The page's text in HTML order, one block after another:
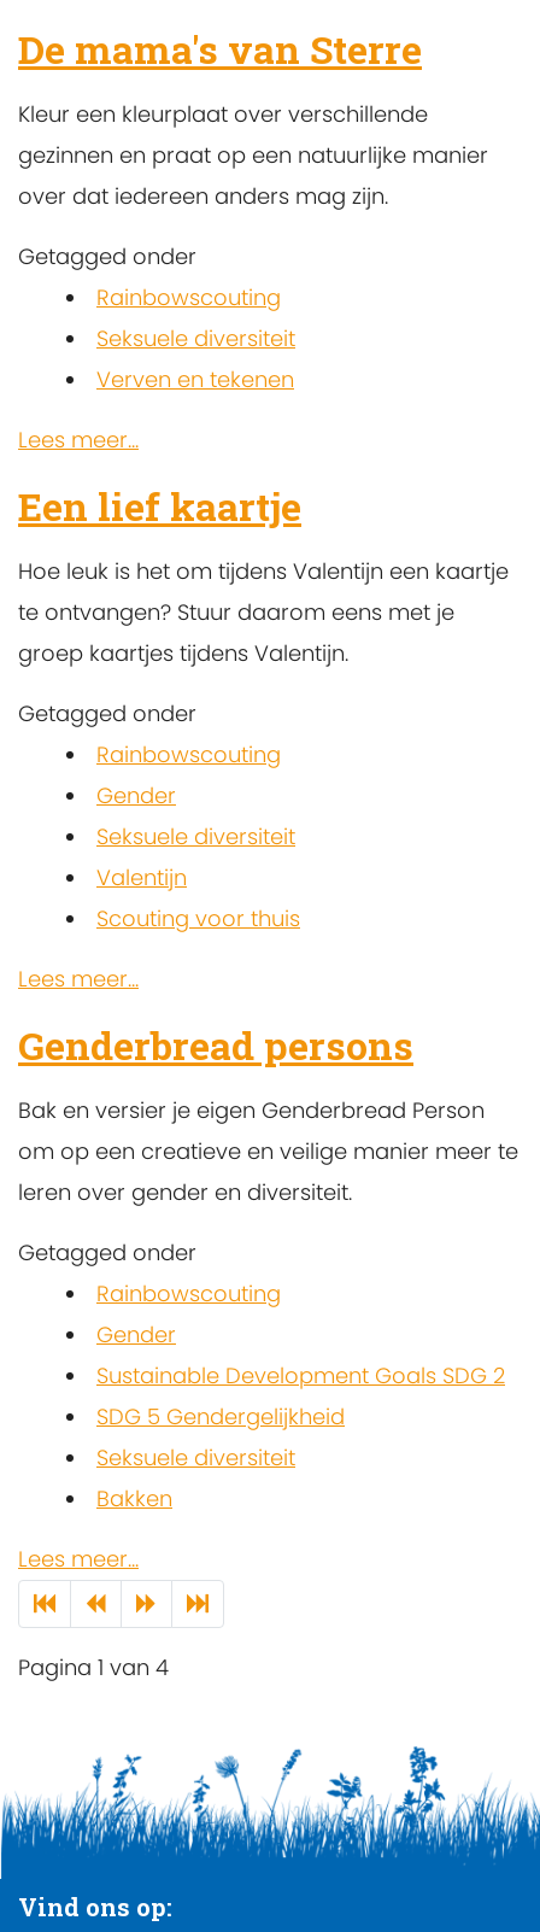
De mama's van Sterre
Kleur een kleurplaat over verschillende
gezinnen en praat op een natuurlijke manier
over dat iedereen anders mag zijn.
Getagged onder
Rainbowscouting
Seksuele diversiteit
Verven en tekenen
Lees meer...
Een lief kaartje
Hoe leuk is het om tijdens Valentijn een kaartje
te ontvangen? Stuur daarom eens met je
groep kaartjes tijdens Valentijn.
Getagged onder
Rainbowscouting
Gender
Seksuele diversiteit
Valentijn
Scouting voor thuis
Lees meer...
Genderbread persons
Bak en versier je eigen Genderbread Person
om op een creatieve en veilige manier meer te
leren over gender en diversiteit.
Getagged onder
Rainbowscouting
Gender
Sustainable Development Goals SDG 2
SDG 5 Gendergelijkheid
Seksuele diversiteit
Bakken
Lees meer...
Pagina 1 van 4
Vind ons op: